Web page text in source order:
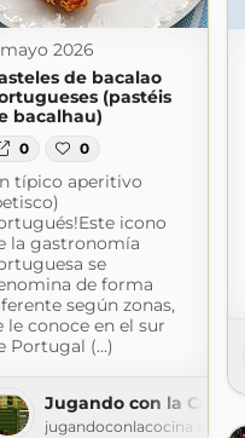
2026
de bacalao
(pastéis
bacalhau)
0 0
típico aperitivo
icono
la gastronomía
se
de forma
según zonas,
le conoce en el sur
Portugal (...)
Jugando con la Cocina